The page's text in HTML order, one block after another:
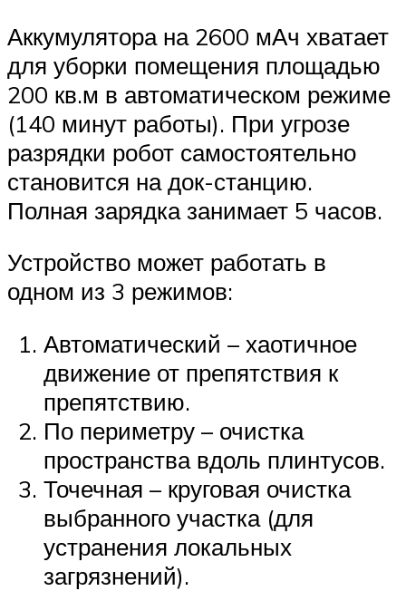
Аккумулятора на 2600 мАч хватает
для уборки помещения площадью
200 кв.м в автоматическом режиме
(140 минут работы). При угрозе
разрядки робот самостоятельно
становится на док-станцию.
Полная зарядка занимает 5 часов.
Устройство может работать в
одном из 3 режимов:
Автоматический – хаотичное
движение от препятствия к
препятствию.
По периметру – очистка
пространства вдоль плинтусов.
Точечная – круговая очистка
выбранного участка (для
устранения локальных
загрязнений).